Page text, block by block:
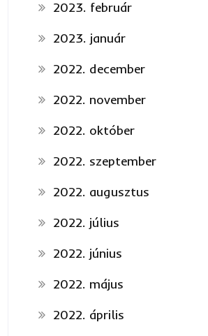
2023. február
2023. január
2022. december
2022. november
2022. október
2022. szeptember
2022. augusztus
2022. július
2022. június
2022. május
2022. április